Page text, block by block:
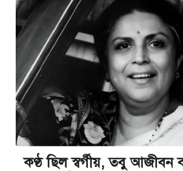
কণ্ঠ ছিল স্বর্গীয়, তবু আজীবন